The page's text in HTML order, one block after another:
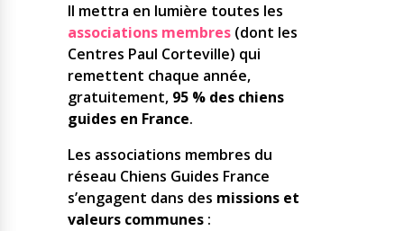
Il mettra en lumière toutes les
associations membres(dont les
Centres Paul Corteville) qui
remettent chaque année,
gratuitement, 95 % des chiens
guides en France.
Les associations membres du
réseau Chiens Guides France
s’engagent dans des missions et
valeurs communes: